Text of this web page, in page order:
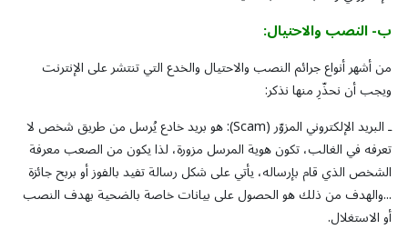
ب-النصبوالاحتيال:
من أشهر أنواع جرائم النصب والاحتيال والخدع التي تنتشر على الإنترنت
ويجب أن نحذّرِ منها نذكر:
ـ البريد الإلكتروني المزوّر (Scam): هو بريد خادع يُرسل من طريق شخص لا
تعرفه في الغالب، تكون هوية المرسل مزورة، لذا يكون من الصعب معرفة
الشخص الذي قام بإرساله، يأتي على شكل رسالة تفيد بالفوز أو بربح جائزة
...والهدف من ذلك هو الحصول على بيانات خاصة بالضحية بهدف النصب
أو الاستغلال.